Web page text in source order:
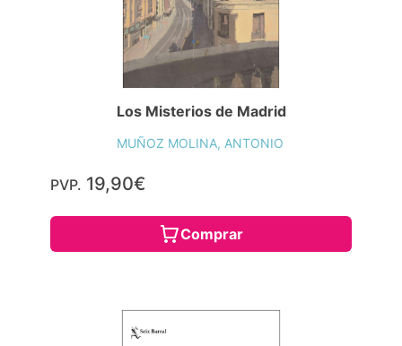
Los Misterios de Madrid
MUÑOZ MOLINA, ANTONIO
PVP. 19,90€
Comprar